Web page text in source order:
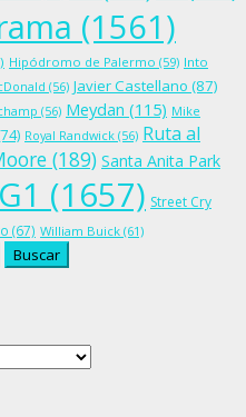
(1561)
Hipódromo de Palermo (59) Into
(56) Javier Castellano (87)
(56) Meydan (115) Mike
Royal Randwick (56) Ruta al
(189) Santa Anita Park
(1657) Street Cry
(67) William Buick (61)